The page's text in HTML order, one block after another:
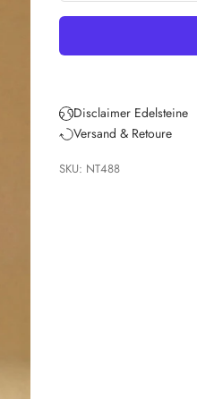
Disclaimer Edelsteine
Versand & Retoure
SKU: NT488